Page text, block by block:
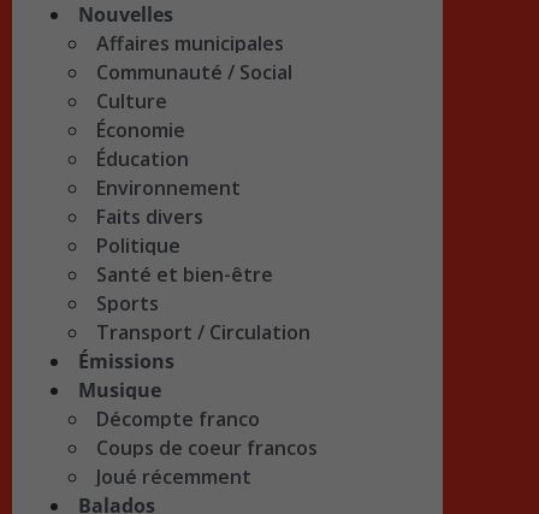
Nouvelles
Affaires municipales
Communauté / Social
Culture
Économie
Éducation
Environnement
Faits divers
Politique
Santé et bien-être
Sports
Transport / Circulation
Émissions
Musique
Décompte franco
Coups de coeur francos
Joué récemment
Balados